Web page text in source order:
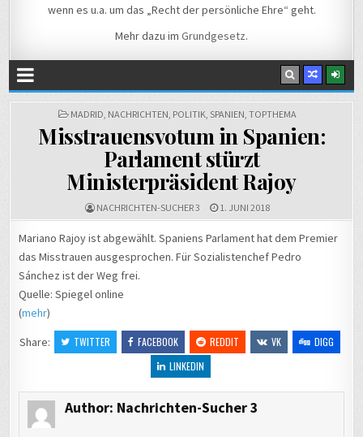
wenn es u.a. um das „Recht der persönliche Ehre“ geht.
Mehr dazu im Grundgesetz.
POSTED
MADRID, NACHRICHTEN, POLITIK, SPANIEN, TOPTHEMA
Misstrauensvotum in Spanien:
Parlament stürzt
Ministerpräsident Rajoy
NACHRICHTEN-SUCHER 3 1. JUNI 2018
Mariano Rajoy ist abgewählt. Spaniens Parlament hat dem Premier
das Misstrauen ausgesprochen. Für Sozialistenchef Pedro
Sánchez ist der Weg frei.
Quelle: Spiegel online
(mehr)
Share:
TWITTER FACEBOOK REDDIT VK
DIGG
LINKEDIN
Author: Nachrichten-Sucher 3
ownCloud: Neue
Synchronisationsfunktion